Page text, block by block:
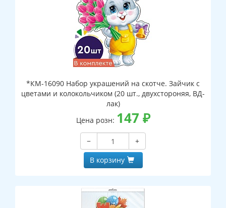
*КМ-16090 Набор украшений на скотче. Зайчик с
цветами и колокольчиком (20 шт., двухстороняя, ВД-
лак)
Цена розн: 147 ₽
−
+
В корзину